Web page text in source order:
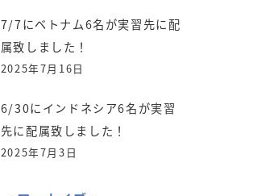
7/7にベトナム6名が実習先に配
属致しました！
2025年7月16日
6/30にインドネシア6名が実習
先に配属致しました！
2025年7月3日